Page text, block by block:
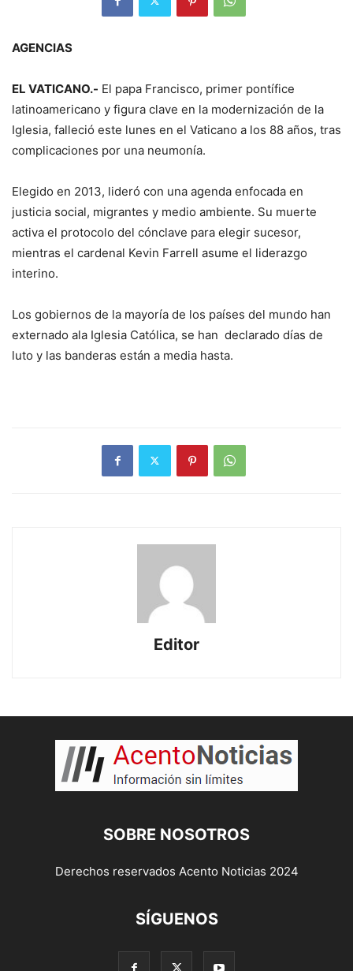
AGENCIAS
EL VATICANO.- El papa Francisco, primer pontífice
latinoamericano y figura clave en la modernización de la
Iglesia, falleció este lunes en el Vaticano a los 88 años, tras
complicaciones por una neumonía.
Elegido en 2013, lideró con una agenda enfocada en
justicia social, migrantes y medio ambiente. Su muerte
activa el protocolo del cónclave para elegir sucesor,
mientras el cardenal Kevin Farrell asume el liderazgo
interino.
Los gobiernos de la mayoría de los países del mundo han
externado ala Iglesia Católica, se han declarado días de
luto y las banderas están a media hasta.
Editor
SOBRE NOSOTROS
Derechos reservados Acento Noticias 2024
SÍGUENOS